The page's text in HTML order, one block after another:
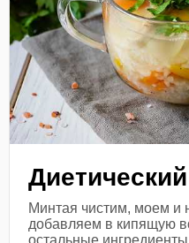
Минтая чистим, моем и
добавляем в кипящую
остальные